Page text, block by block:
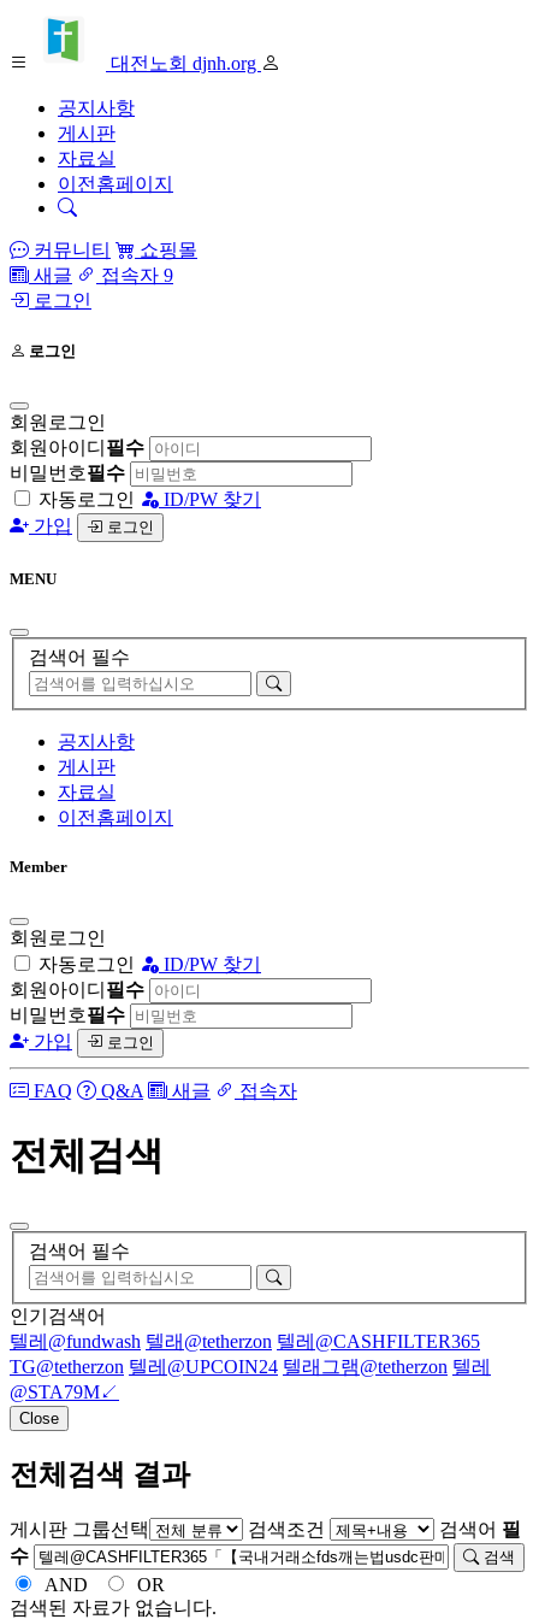
대전노회 djnh.org
공지사항
게시판
자료실
이전홈페이지
커뮤니티
쇼핑몰
새글
접속자 9
로그인
로그인
회원로그인
회원아이디 필수
비밀번호필수
자동로그인
ID/PW 찾기
가입
로그인
MENU
검색어 필수
공지사항
게시판
자료실
이전홈페이지
Member
회원로그인
자동로그인
ID/PW 찾기
회원아이디 필수
비밀번호필수
가입
로그인
FAQ Q&A 새글 접속자
전체검색
검색어 필수
인기검색어
텔레@fundwash 텔래@tetherzon 텔레@CASHFILTER365
TG@tetherzon 텔레@UPCOIN24 텔래그램@tetherzon 텔레
@STA79M↙
Close
전체검색 결과
게시판 그룹선택 검색조건 검색어 필
수
검색
AND
OR
검색된 자료가 없습니다.